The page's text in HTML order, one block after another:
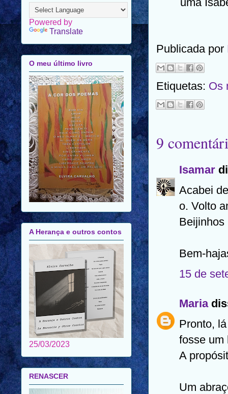
Publicada por
Etiquetas: Os
9
Isamar
Acabei
o. Volto
Beijinhos
Bem-
15 de
Maria
Pronto,
fosse um
A
Um
Powered by
Translate
O meu último livro
A Herança e outros contos
25/03/2023
RENASCER